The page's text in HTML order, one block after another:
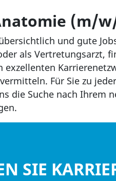
(m/
und gute
als Vertretungsarzt,
Für Sie zu
die Suche nach Ihrem
SIE